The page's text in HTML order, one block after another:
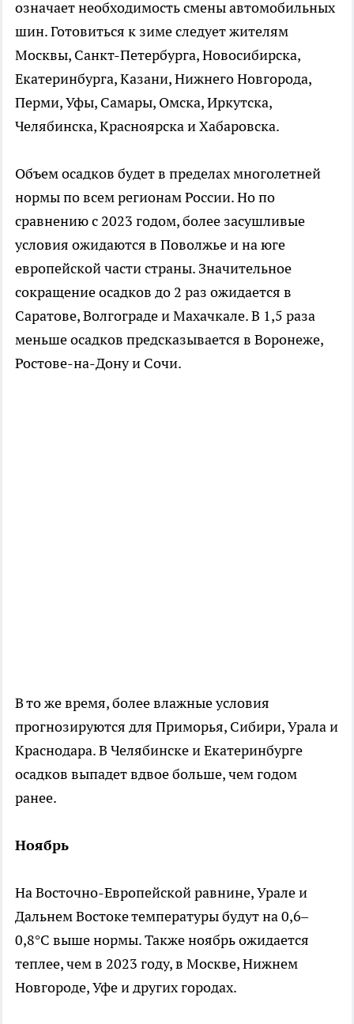
означает необходимость смены автомобильных
шин. Готовиться к зиме следует жителям
Москвы, Санкт-Петербурга, Новосибирска,
Екатеринбурга, Казани, Нижнего Новгорода,
Перми, Уфы, Самары, Омска, Иркутска,
Челябинска, Красноярска и Хабаровска.
Объем осадков будет в пределах многолетней
нормы по всем регионам России. Но по
сравнению с 2023 годом, более засушливые
условия ожидаются в Поволжье и на юге
европейской части страны. Значительное
сокращение осадков до 2 раз ожидается в
Саратове, Волгограде и Махачкале. В 1,5 раза
меньше осадков предсказывается в Воронеже,
Ростове-на-Дону и Сочи.
В то же время, более влажные условия
прогнозируются для Приморья, Сибири, Урала и
Краснодара. В Челябинске и Екатеринбурге
осадков выпадет вдвое больше, чем годом
ранее.
Ноябрь
На Восточно-Европейской равнине, Урале и
Дальнем Востоке температуры будут на 0,6–
0,8°С выше нормы. Также ноябрь ожидается
теплее, чем в 2023 году, в Москве, Нижнем
Новгороде, Уфе и других городах.